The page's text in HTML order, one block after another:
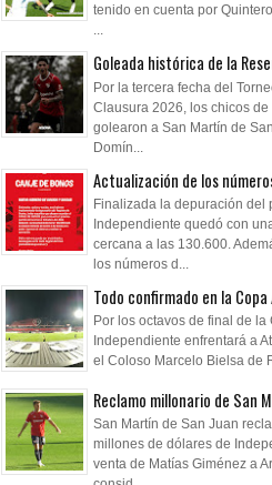
tenido en cuenta por
...
Goleada histórica de la
Por la tercera fecha del
Clausura 2026, los chicos
golearon a San Martín de
Domín...
Actualización de los
Finalizada la depuración del
Independiente quedó con
cercana a las 130.600.
los números d...
Todo confirmado en la
Por los octavos de final de la
Independiente enfrentará a
el Coloso Marcelo Bielsa de
Reclamo millonario de San
San Martín de San Juan
millones de dólares de
venta de Matías Giménez a